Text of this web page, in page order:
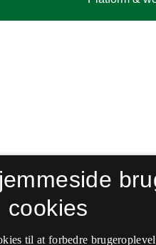
cookies
til at forbedre